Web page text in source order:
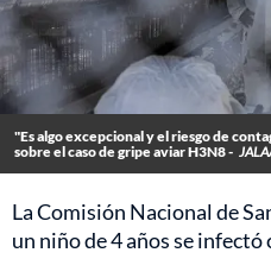
"Es algo excepcional y el riesgo de
sobre el caso de gripe aviar H3N8 -
La Comisión Nacional de
un niño de 4 años se infectó